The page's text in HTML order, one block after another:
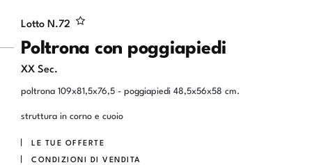
Lotto N.72
Poltrona con poggiapiedi
XX Sec.
poltrona 109x81,5x76,5 - poggiapiedi 48,5x56x58 cm.
struttura in corno e cuoio
LE TUE OFFERTE
CONDIZIONI DI VENDITA